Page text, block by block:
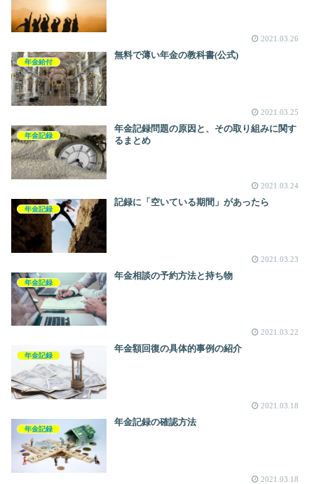
2021.03.26
年金給付
無料で薄い年金の教科書(公式)
2021.03.25
年金記録
年金記録問題の原因と、その取り組みに関す
るまとめ
2021.03.24
年金記録
記録に「空いている期間」があったら
2021.03.23
年金記録
年金相談の予約方法と持ち物
2021.03.22
年金記録
年金額回復の具体的事例の紹介
2021.03.18
年金記録
年金記録の確認方法
2021.03.18